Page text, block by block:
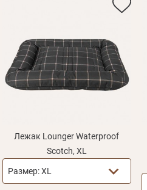
Лежак Lounger Waterproof
Scotch, XL
Размер:XL